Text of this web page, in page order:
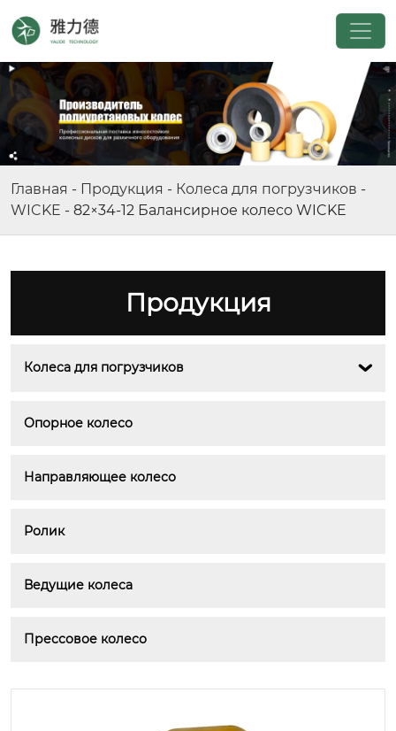
Главная - Продукция - Колеса для погрузчиков -
WICKE - 82×34-12 Балансирное колесо WICKE
Продукция
Колеса для погрузчиков 
Опорное колесо
Направляющее колесо
Ролик
Ведущие колеса
Прессовое колесо